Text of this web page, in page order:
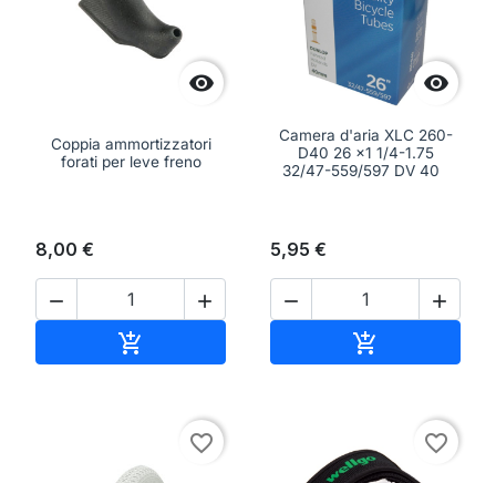

Coppia ammortizzatori
forati per leve freno
8,00 €
 


Camera d'aria XLC 260-
D40 26 x1 1/4-1.75
32/47-559/597 DV 40
5,95 €
 

favorite_border favorite_border